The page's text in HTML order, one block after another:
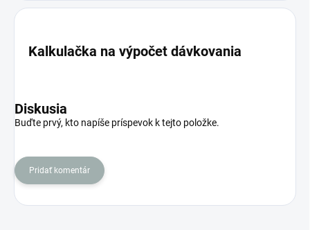
Kalkulačka na výpočet dávkovania
Diskusia
Buďte prvý, kto napíše príspevok k tejto položke.
Pridať komentár